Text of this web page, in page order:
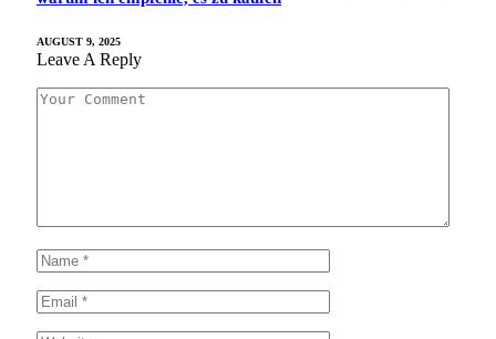
AUGUST 9, 2025
Leave A Reply